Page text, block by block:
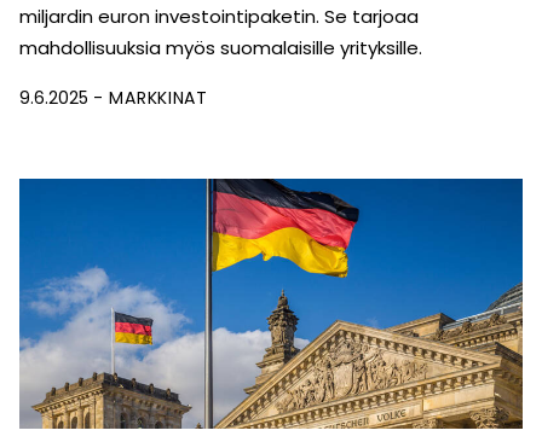
miljardin euron investointipaketin. Se tarjoaa
mahdollisuuksia myös suomalaisille yrityksille.
9.6.2025 MARKKINAT